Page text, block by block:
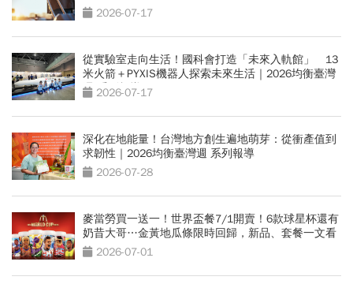
2026-07-17
從實驗室走向生活！國科會打造「未來入軌館」 13
米火箭＋PYXIS機器人探索未來生活｜2026均衡臺灣
週 系列報導
2026-07-17
深化在地能量！台灣地方創生遍地萌芽：從衝產值到
求韌性｜2026均衡臺灣週 系列報導
2026-07-28
麥當勞買一送一！世界盃餐7/1開賣！6款球星杯還有
奶昔大哥…金黃地瓜條限時回歸，新品、套餐一文看
2026-07-01